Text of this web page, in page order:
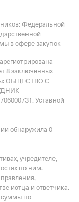
Федеральной
в сфере закупок
8 заключенных
ОБЩЕСТВО С
Уставной
обнаружила 0
учредителе,
по ним.
истца и ответчика.
суммы по